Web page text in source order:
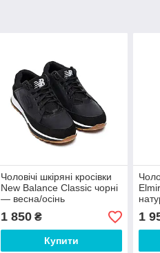
Чоловічі шкіряні кросівки
New Balance Classic чорні
— весна/осінь
1 850₴
Купити
1